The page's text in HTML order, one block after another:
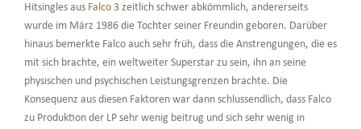
Hitsingles aus Falco 3zeitlich schwer abkömmlich, andererseits
wurde im März 1986 die Tochter seiner Freundin geboren. Darüber
hinaus bemerkte Falco auch sehr früh, dass die Anstrengungen, die es
mit sich brachte, ein weltweiter Superstar zu sein, ihn an seine
physischen und psychischen Leistungsgrenzen brachte. Die
Konsequenz aus diesen Faktoren war dann schlussendlich, dass Falco
zu Produktion der LP sehr wenig beitrug und sich sehr wenig in